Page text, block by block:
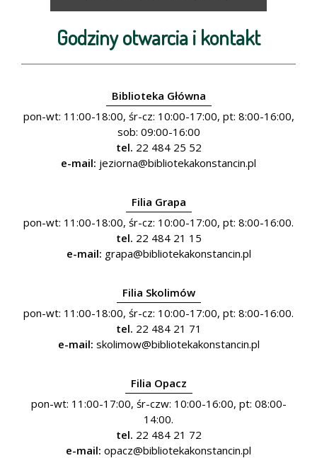
Godziny otwarcia i kontakt
Biblioteka Główna
pon-wt: 11:00-18:00, śr-cz: 10:00-17:00, pt: 8:00-16:00,
sob: 09:00-16:00
tel. 22 484 25 52
e-mail: jeziorna@bibliotekakonstancin.pl
Filia Grapa
pon-wt: 11:00-18:00, śr-cz: 10:00-17:00, pt: 8:00-16:00.
tel. 22 484 21 15
e-mail: grapa@bibliotekakonstancin.pl
Filia Skolimów
pon-wt: 11:00-18:00, śr-cz: 10:00-17:00, pt: 8:00-16:00.
tel. 22 484 21 71
e-mail: skolimow@bibliotekakonstancin.pl
Filia Opacz
pon-wt: 11:00-17:00, śr-czw: 10:00-16:00, pt: 08:00-
14:00.
tel. 22 484 21 72
e-mail: opacz@bibliotekakonstancin.pl